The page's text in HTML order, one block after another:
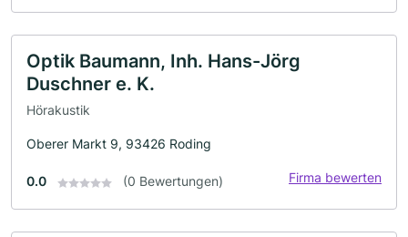
Optik Baumann, Inh. Hans-Jörg
Duschner e. K.
Hörakustik
Oberer Markt 9, 93426 Roding
0.0 (0 Bewertungen) Firma bewerten